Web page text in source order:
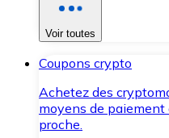
Voir toutes
Coupons crypto
Achetez des
moyens de paiement
proche.